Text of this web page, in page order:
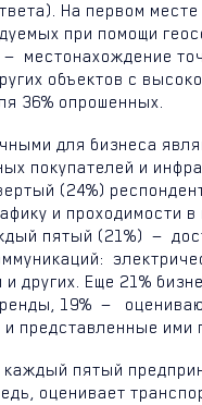
На первом
при помощи
местонахождение
объектов с
36% опрошенных.
для бизнеса
покупателей и
(24%)
и проходимости в
пятый (21%) —
и других. Еще 21%
19% —
и представленные ими
каждый пятый
оценивает